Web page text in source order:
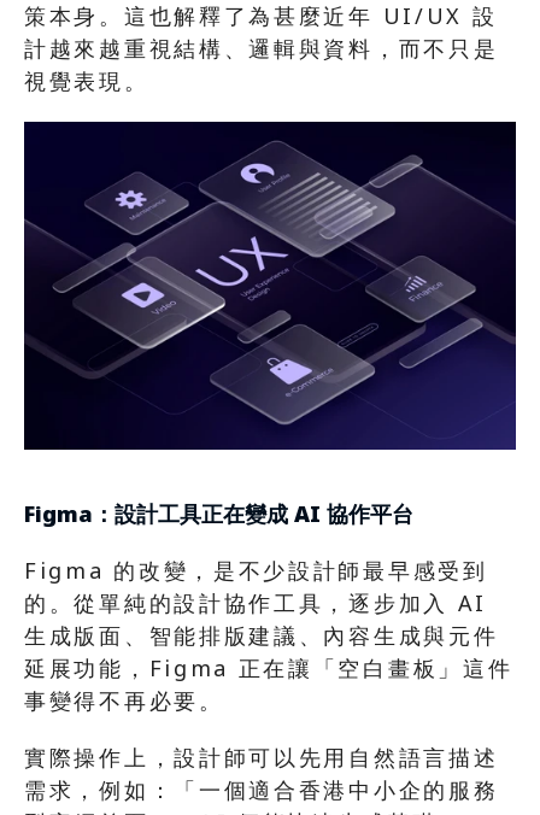
策本身。這也解釋了為甚麼近年 UI/UX 設
計越來越重視結構、邏輯與資料，而不只是
視覺表現。
Figma：設計工具正在變成 AI 協作平台
Figma 的改變，是不少設計師最早感受到
的。從單純的設計協作工具，逐步加入 AI
生成版面、智能排版建議、內容生成與元件
延展功能，Figma 正在讓「空白畫板」這件
事變得不再必要。
實際操作上，設計師可以先用自然語言描述
需求，例如：「一個適合香港中小企的服務